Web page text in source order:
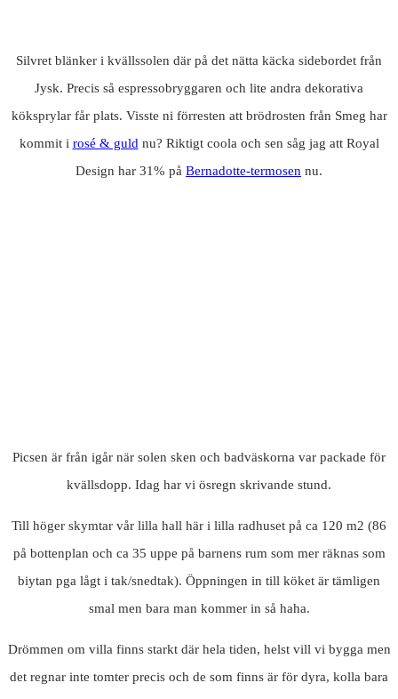
Silvret blänker i kvällssolen där på det nätta käcka sidebordet från
Jysk. Precis så espressobryggaren och lite andra dekorativa
köksprylar får plats. Visste ni förresten att brödrosten från Smeg har
kommit i rosé & guldnu? Riktigt coola och sen såg jag att Royal
Design har 31% på Bernadotte-termosen nu.
Picsen är från igår när solen sken och badväskorna var packade för
kvällsdopp. Idag har vi ösregn skrivande stund.
Till höger skymtar vår lilla hall här i lilla radhuset på ca 120 m2 (86
på bottenplan och ca 35 uppe på barnens rum som mer räknas som
biytan pga lågt i tak/snedtak). Öppningen in till köket är tämligen
smal men bara man kommer in så haha.
Drömmen om villa finns starkt där hela tiden, helst vill vi bygga men
det regnar inte tomter precis och de som finns är för dyra, kolla bara